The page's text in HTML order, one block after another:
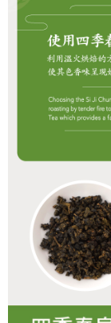
※ 請注意：結帳手續
購買商品的店家。
後付繳納相關費用。
※ 交易是否成功請以
是否繳費成功／繳
【注意事項】
１．透過由恩沛科
易，需依本服務之
https://aftee.tw/terms/
３．未成年的使用
「AFTEE先享後付
任。
４．使用「AFTEE
時審查核予不同之
請求用戶進行身份認
５．嚴禁一人註冊
每筆NT$9,999
7-11取貨付款
每筆NT$60，滿
付款後7-11取貨
每筆NT$60，滿
宅配
離島宅配
每筆NT$220，滿